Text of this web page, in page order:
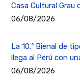
Casa Cultural Grau
06/08/2026
La 10.ª Bienal de
llega al Perú con
06/08/2026